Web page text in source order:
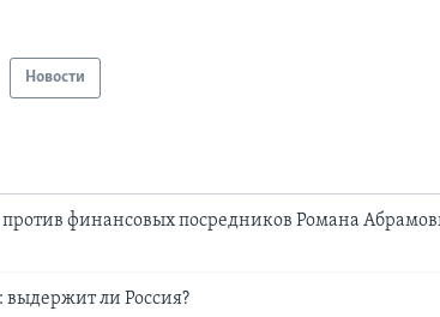
Новости
финансовых посредников Романа
ли Россия?